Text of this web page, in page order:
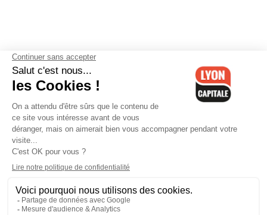
Contactez-nous-Mentions légales-CGV-Politique de
confidentialité-Gestion des cookies